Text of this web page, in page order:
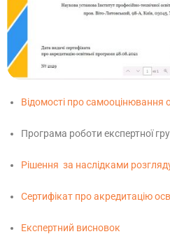
Відомості про самооцінювання
Програма роботи експертної
Рішення за наслідками
Сертифікат про акредитацію
Експертний висновок